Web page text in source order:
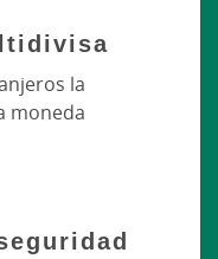
la
moneda